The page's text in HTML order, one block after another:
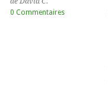
0 Commentaires